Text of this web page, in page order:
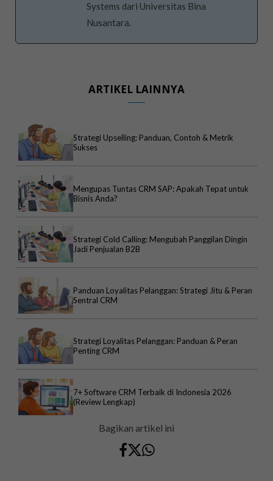
Systems dari Universitas Bina
Nusantara.
ARTIKEL LAINNYA
Strategi Upselling: Panduan, Contoh & Metrik
Sukses
Mengupas Tuntas CRM SAP: Apakah Tepat untuk
Bisnis Anda?
Strategi Cold Calling: Mengubah Panggilan Dingin
Jadi Penjualan B2B
Panduan Loyalitas Pelanggan: Strategi Jitu & Peran
Sentral CRM
Strategi Loyalitas Pelanggan: Panduan & Peran
Penting CRM
7+ Software CRM Terbaik di Indonesia 2026
(Review Lengkap)
Bagikan artikel ini